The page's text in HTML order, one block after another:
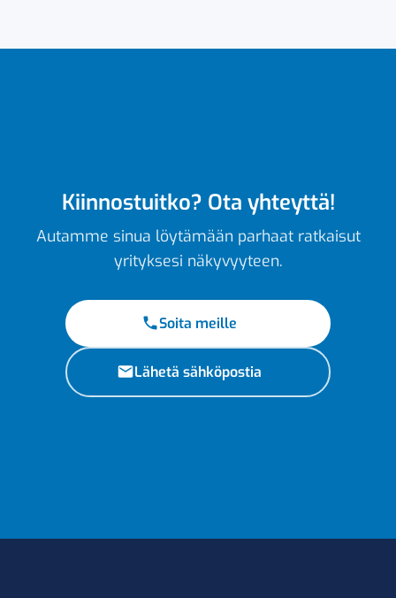
Kiinnostuitko? Ota yhteyttä!
Autamme sinua löytämään parhaat ratkaisut
yrityksesi näkyvyyteen.
Soita meille
Lähetä sähköpostia